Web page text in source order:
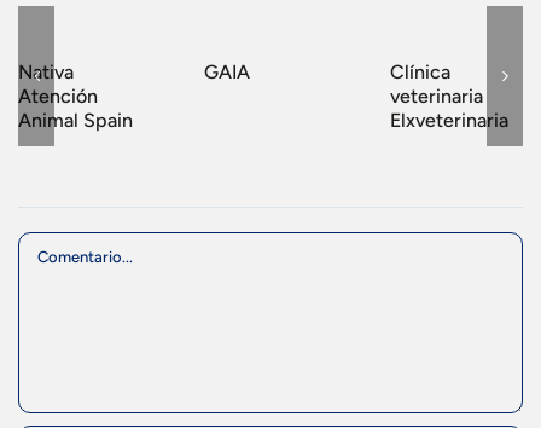
Nativa
Atención
Animal Spain
GAIA
Clínica
veterinaria
Elxveterinaria
Comment